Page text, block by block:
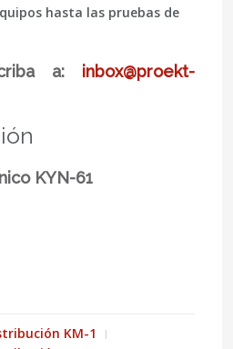
hasta las pruebas de
a: inbox@proekt-
KYN-61
KM-1